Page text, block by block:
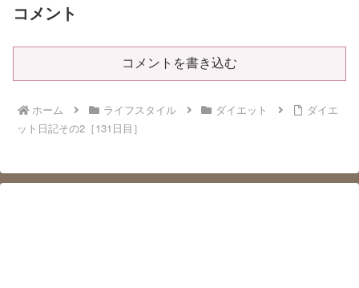
コメント
コメントを書き込む
ホーム ライフスタイル ダイエット
ダイエ
ット日記その2［131日目］